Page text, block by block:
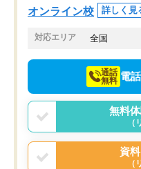
つ成績も上がり、苦手意識
てきたので、さらに苦手な
でお願いしました。来年の
オンライン校 詳しく見
対応エリア 全国
通話
無料 電
無料
（
資
（